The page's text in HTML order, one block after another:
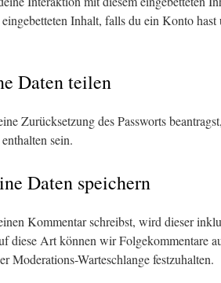
Inhalt, falls du ein Konto hast
Daten teilen
Zurücksetzung des Passworts
sein.
Daten speichern
Kommentar schreibst, wird dieser
diese Art können wir Folgekommentare
Moderations-Warteschlange festzuhalten.